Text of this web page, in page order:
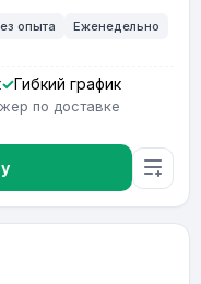
опыта
Еженедельно
Гибкий график
по доставке